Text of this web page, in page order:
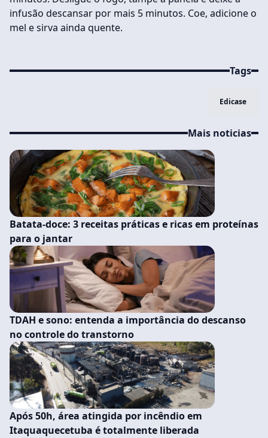
infusão descansar por mais 5 minutos. Coe, adicione o
mel e sirva ainda quente.
Tags
Edicase
Mais noticias
Batata-doce: 3 receitas práticas e ricas em proteínas
para o jantar
TDAH e sono: entenda a importância do descanso
no controle do transtorno
Após 50h, área atingida por incêndio em
Itaquaquecetuba é totalmente liberada